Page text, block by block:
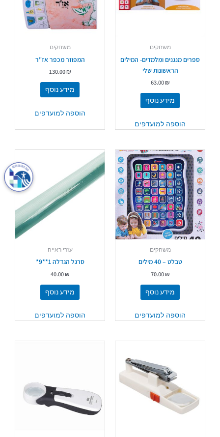
משחקים
ספרים מנגנים ומלמדים- המילים
הראשונות שלי
63.00₪
מידע נוסף
הוספה למועדפים
משחקים
המפוזר מכפר אז"ר
130.00₪
מידע נוסף
הוספה למועדפים
משחקים
טבלט – 40 מילים
70.00₪
מידע נוסף
הוספה למועדפים
עזרי ראייה
סרגל הגדלה 1**9*
40.00₪
מידע נוסף
הוספה למועדפים